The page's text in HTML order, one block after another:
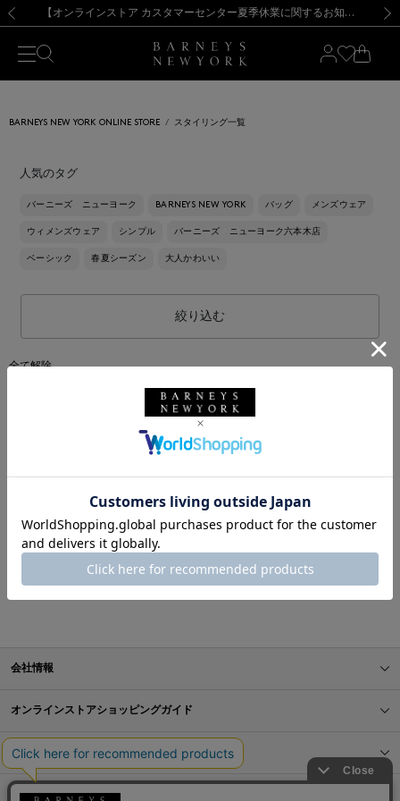
新規登録のお客様も対象！＜MY BARNEYS＞会員のお客様は11,000円（税込）以上のお買上げで常時送料無料！お買い物の際は会員登録を！
【夏季休業に伴う出荷一時停止のお知らせ】(2026.8.7) 【オンラインストア カスタマーセンター夏季休業に関するお知らせ】（2026.8.7）
【夏季休業に伴う返品・交換承り一時停止のお知らせ】（2026.8.5）
熊本県を中心とした地震の影響によるお荷物のお届けについて
【開催中】SUMMER SALEのご案内・ご注意事項 新規登録のお客様も対象！＜MY BARNEYS＞会員のお客様は11,000円（税込）以上のお買上げで常時送料無料！お買い物の際は会員登録を！
【夏季休業に伴う出荷一時停止のお知らせ】(2026.8.7)
BARNEYS NEW YORK ONLINE STORE スタイリング一覧
人気のタグ
バーニーズ ニューヨーク BARNEYS NEW YORK バッグ メンズウェア
ウィメンズウェア シンプル バーニーズ ニューヨーク六本木店
ベーシック 春夏シーズン 大人かわいい
絞り込む
全て解除
BARNEYS NEW YORK ONLINE STORE スタイリング一覧
会社情報
オンラインストアショッピングガイド
店舗情報
サービス